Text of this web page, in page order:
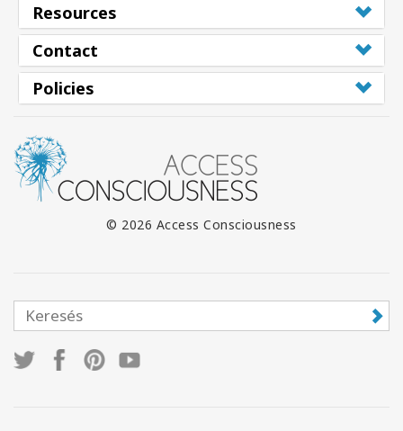
Resources
Contact
Policies
© 2026 Access Consciousness